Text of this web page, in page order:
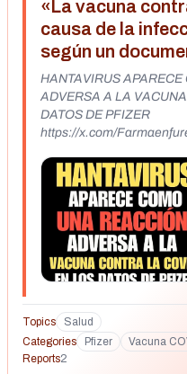
«La vacuna
causa de la
según un
HANTAVIRUS
ADVERSA A LA
DATOS DE PFIZER
https://x.com/
https://x.com/
hoto/1 https://
of-pfizers-covid-shot-
jab-for-18-months/
Topics Salud
Categories
Pfizer Vacuna
Reports2